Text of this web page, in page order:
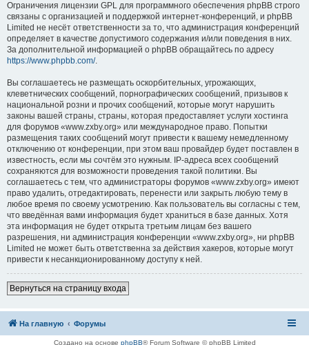
Ограничения лицензии GPL для программного обеспечения phpBB строго
связаны с организацией и поддержкой интернет-конференций, и phpBB
Limited не несёт ответственности за то, что администрация конференций
определяет в качестве допустимого содержания и/или поведения в них.
За дополнительной информацией о phpBB обращайтесь по адресу
https://www.phpbb.com/.
Вы соглашаетесь не размещать оскорбительных, угрожающих,
клеветнических сообщений, порнографических сообщений, призывов к
национальной розни и прочих сообщений, которые могут нарушить
законы вашей страны, страны, которая предоставляет услуги хостинга
для форумов «www.zxby.org» или международное право. Попытки
размещения таких сообщений могут привести к вашему немедленному
отключению от конференции, при этом ваш провайдер будет поставлен в
известность, если мы сочтём это нужным. IP-адреса всех сообщений
сохраняются для возможности проведения такой политики. Вы
соглашаетесь с тем, что администраторы форумов «www.zxby.org» имеют
право удалить, отредактировать, перенести или закрыть любую тему в
любое время по своему усмотрению. Как пользователь вы согласны с тем,
что введённая вами информация будет храниться в базе данных. Хотя
эта информация не будет открыта третьим лицам без вашего
разрешения, ни администрация конференции «www.zxby.org», ни phpBB
Limited не может быть ответственна за действия хакеров, которые могут
привести к несанкционированному доступу к ней.
Вернуться на страницу входа
На главную Форумы
Создано на основе phpBB® Forum Software © phpBB Limited